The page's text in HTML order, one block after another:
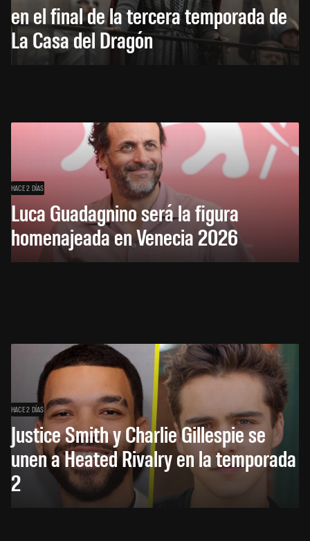
en el final de la tercera temporada de
La Casa del Dragón
HACE 2 DÍAS
Luca Guadagnino será la figura
homenajeada en Venecia 2026
HACE 2 DÍAS
Justice Smith y Charlie Gillespie se
unen a Heated Rivalry en la temporada
2